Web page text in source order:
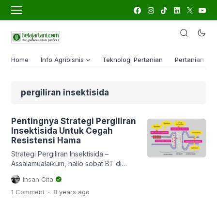
Home Info Agribisnis Teknologi Pertanian Pertanian
pergiliran insektisida
Pentingnya Strategi Pergiliran
Insektisida Untuk Cegah
Resistensi Hama
Strategi Pergiliran Insektisida –
Assalamualaikum, hallo sobat BT di
seluruh dunia. Musim kemarau
sepertinya akan datang nih Sob. Siang
terasa begitu panas, Malam pun terasa
Insan Cita
1 Comment . 8 years ago